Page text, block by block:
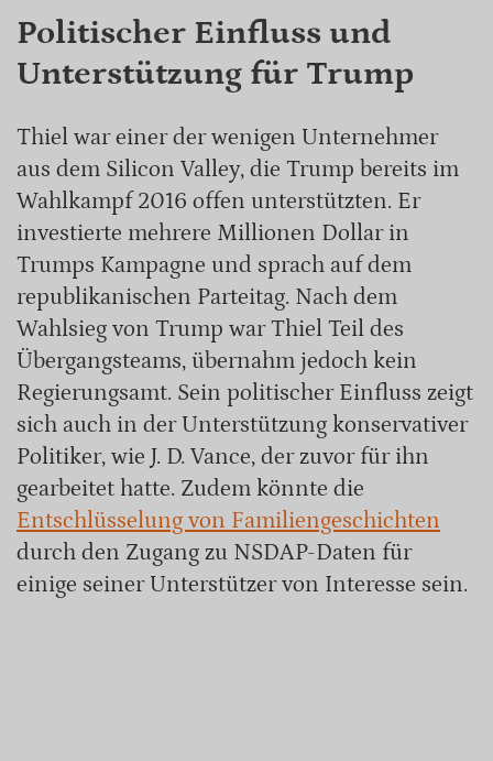
Politischer Einfluss und
Unterstützung für Trump
Thiel war einer der wenigen Unternehmer
aus dem Silicon Valley, die Trump bereits im
Wahlkampf 2016 offen unterstützten. Er
investierte mehrere Millionen Dollar in
Trumps Kampagne und sprach auf dem
republikanischen Parteitag. Nach dem
Wahlsieg von Trump war Thiel Teil des
Übergangsteams, übernahm jedoch kein
Regierungsamt. Sein politischer Einfluss zeigt
sich auch in der Unterstützung konservativer
Politiker, wie J. D. Vance, der zuvor für ihn
gearbeitet hatte. Zudem könnte die
Entschlüsselung von Familiengeschichten
durch den Zugang zu NSDAP-Daten für
einige seiner Unterstützer von Interesse sein.